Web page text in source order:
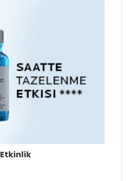
Etkinlik